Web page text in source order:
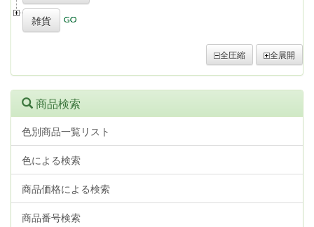
雑貨
全圧縮 全展開
商品検索
色別商品一覧リスト
色による検索
商品価格による検索
商品番号検索